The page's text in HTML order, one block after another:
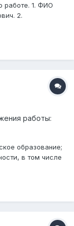
работе. 1. ФИО
2.
3. Навыки,
работы:
образование;
в том числе
Казахстан;
исковых за...